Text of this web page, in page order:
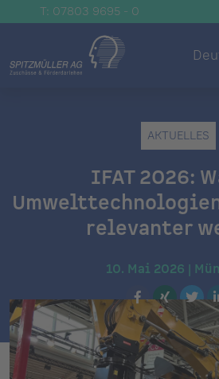
T: 07803 9695 - 0
AKTUELLES
IFAT 2026:
relevanter
10. Mai 2026 |